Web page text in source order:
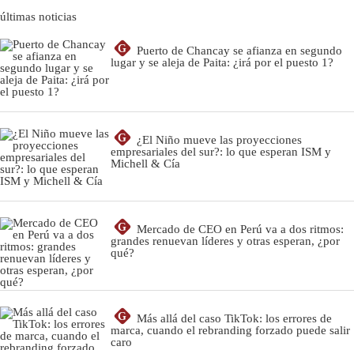
últimas noticias
G
Puerto de Chancay se afianza en segundo
lugar y se aleja de Paita: ¿irá por el puesto 1?
G
¿El Niño mueve las proyecciones
empresariales del sur?: lo que esperan ISM y
Michell & Cía
G
Mercado de CEO en Perú va a dos ritmos:
grandes renuevan líderes y otras esperan, ¿por
qué?
G
Más allá del caso TikTok: los errores de
marca, cuando el rebranding forzado puede salir
caro